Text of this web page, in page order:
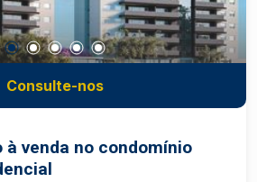
Consulte-nos
à venda no condomínio